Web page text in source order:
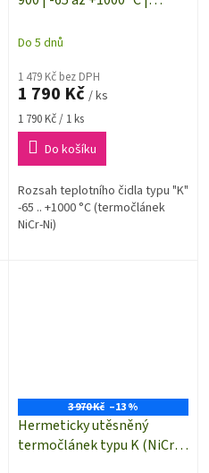
(NiCr-Ni)
Do 5 dnů
1 479 Kč bez DPH
1 790 Kč / ks
Měrná
cena:
1 790 Kč / 1 ks
Do košíku
Rozsah teplotního čidla typu "K"
-65 .. +1000 °C (termočlánek
NiCr-Ni)
3 970 Kč –13 %
Hermeticky utěsněný
termočlánek typu K (NiCr-